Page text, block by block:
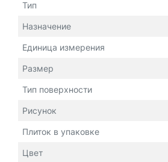
Тип
Назначение
Единица измерения
Размер
Тип поверхности
Рисунок
Плиток в упаковке
Цвет